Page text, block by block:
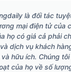
là đối tác
mại điện tử của
họ có giá cả phải
dịch vụ khách
hữu ích. Chúng
của họ về số